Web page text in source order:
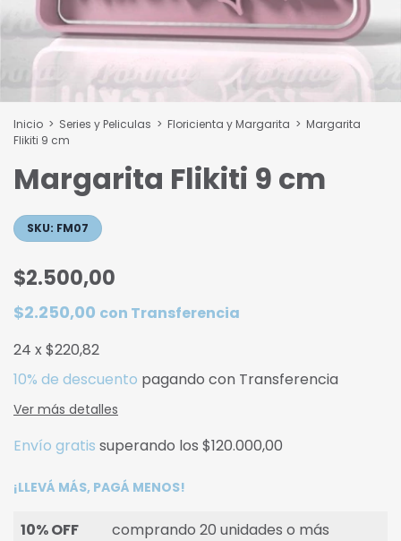
Inicio > Series y Peliculas > Floricienta y Margarita > Margarita
Flikiti 9 cm
Margarita Flikiti 9 cm
SKU: FM07
$2.500,00
$2.250,00 con Transferencia
24 x$220,82
10% de descuento pagando con Transferencia
Ver más detalles
Envío gratis superando los $120.000,00
¡LLEVÁ MÁS, PAGÁ MENOS!
10% OFF
comprando 20 unidades o más